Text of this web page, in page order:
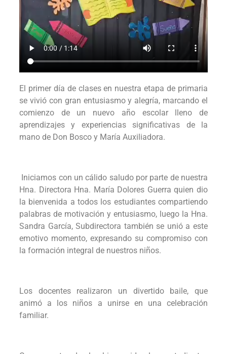
El primer día de clases en nuestra etapa de primaria
se vivió con gran entusiasmo y alegría, marcando el
comienzo de un nuevo año escolar lleno de
aprendizajes y experiencias significativas de la
mano de Don Bosco y María Auxiliadora.
Iniciamos con un cálido saludo por parte de nuestra
Hna. Directora Hna. María Dolores Guerra quien dio
la bienvenida a todos los estudiantes compartiendo
palabras de motivación y entusiasmo, luego la Hna.
Sandra García, Subdirectora también se unió a este
emotivo momento, expresando su compromiso con
la formación integral de nuestros niños.
Los docentes realizaron un divertido baile, que
animó a los niños a unirse en una celebración
familiar.